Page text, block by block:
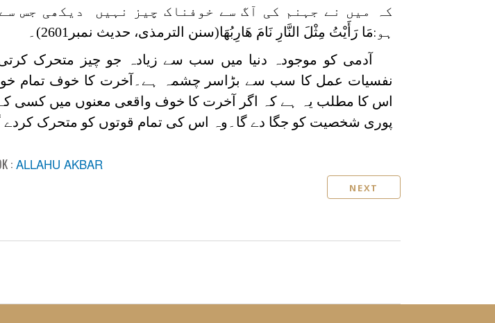
کہ میں نے جہنم کی آگ سے خوفناک چیز نہیں دیکھی جس سے
ہو :مَا رَأَيْتُ مِثْلَ النَّارِ نَامَ هَارِبُهَا(سنن الترمذی، حدیث نمبر2601)۔
آدمی کو موجودہ دنیا میں سب سے زیادہ جو چیز متحرک
نفسیات عمل کا سب سے بڑاسر چشمہ ہے۔آخرت کا خوف تمام
اس کا مطلب یہ ہے کہ اگر آخرت کا خوف واقعی معنوں میں کسی کے
پوری شخصیت کو جگا دے گا۔وہ اس کی تمام قوتوں کو متحرک کردے
: ALLAHU AKBAR
NEXT